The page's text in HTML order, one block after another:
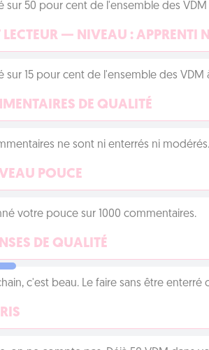
sur 50 pour cent de l'ensemble des VDM
LECTEUR — NIVEAU : APPRENTI
sur 15 pour cent de l'ensemble des VDM
DE QUALITÉ
ne sont ni enterrés ni
POUCE
votre pouce sur 1000 commentaires.
DE QUALITÉ
c'est beau. Le faire sans être